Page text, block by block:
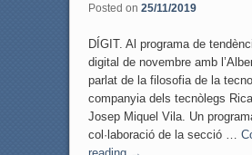
Posted on 25/11/2019
DÍGIT. Al programa de
digital de novembre amb
parlat de la filosofia de la
companyia dels tecnòlegs
Josep Miquel Vila. Un
col·laboració de la secció …